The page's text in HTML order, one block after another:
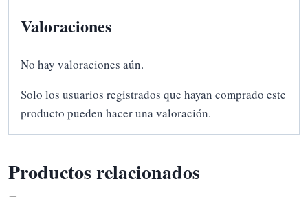
Valoraciones
No hay valoraciones aún.
Solo los usuarios registrados que hayan comprado este
producto pueden hacer una valoración.
Productos relacionados